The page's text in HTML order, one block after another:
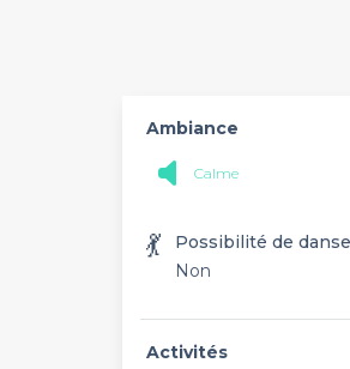
Ambiance
Calme
💃
Possibilité de
Non
Activités